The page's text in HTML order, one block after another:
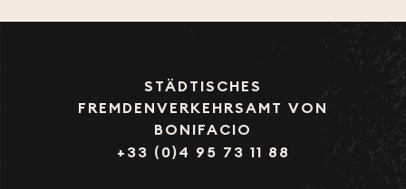
STÄDTISCHES
FREMDENVERKEHRSAMT VON
BONIFACIO
+33 (0)4 95 73 11 88